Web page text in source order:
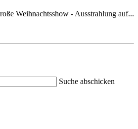
Weihnachtsshow - Ausstrahlung auf...
Suche abschicken